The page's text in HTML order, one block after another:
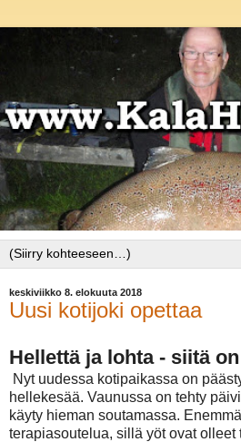
keskiviikko 8. elokuuta 2018
Uusi kotijoki opettaa
Hellettä ja lohta - siitä
Nyt uudessa kotipaikassa on
hellekesää. Vaunussa on tehty
käyty hieman soutamassa.
terapiasoutelua, sillä yöt ovat